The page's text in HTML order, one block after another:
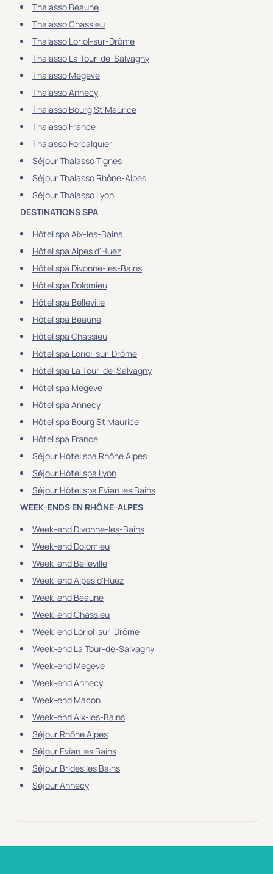
Thalasso Beaune
Thalasso Chassieu
Thalasso Loriol-sur-Drôme
Thalasso La Tour-de-Salvagny
Thalasso Megeve
Thalasso Annecy
Thalasso Bourg St Maurice
Thalasso France
Thalasso Forcalquier
Séjour Thalasso Tignes
Séjour Thalasso Rhône-Alpes
Séjour Thalasso Lyon
DESTINATIONS SPA
Hôtel spa Aix-les-Bains
Hôtel spa Alpes d'Huez
Hôtel spa Divonne-les-Bains
Hôtel spa Dolomieu
Hôtel spa Belleville
Hôtel spa Beaune
Hôtel spa Chassieu
Hôtel spa Loriol-sur-Drôme
Hôtel spa La Tour-de-Salvagny
Hôtel spa Megeve
Hôtel spa Annecy
Hôtel spa Bourg St Maurice
Hôtel spa France
Séjour Hôtel spa Rhône Alpes
Séjour Hôtel spa Lyon
Séjour Hôtel spa Evian les Bains
WEEK-ENDS EN RHÔNE-ALPES
Week-end Divonne-les-Bains
Week-end Dolomieu
Week-end Belleville
Week-end Alpes d'Huez
Week-end Beaune
Week-end Chassieu
Week-end Loriol-sur-Drôme
Week-end La Tour-de-Salvagny
Week-end Megeve
Week-end Annecy
Week-end Macon
Week-end Aix-les-Bains
Séjour Rhône Alpes
Séjour Evian les Bains
Séjour Brides les Bains
Séjour Annecy